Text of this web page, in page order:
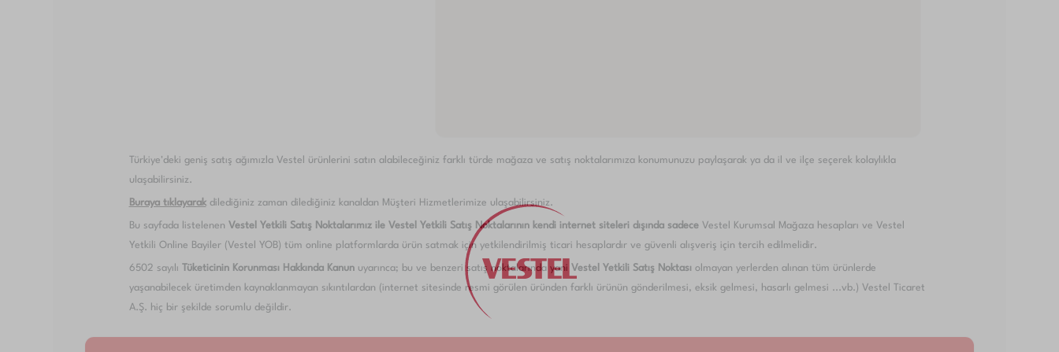
Türkiye'deki geniş satış ağımızla Vestel ürünlerini satın alabileceğiniz farklı türde mağaza ve satış noktalarımıza konumunuzu paylaşarak ya da il ve ilçe seçerek kolaylıkla
ulaşabilirsiniz.
Buraya tıklayarakdilediğiniz zaman dilediğiniz kanaldan Müşteri Hizmetlerimize ulaşabilirsiniz.
Bu sayfada listelenen Vestel Yetkili Satış Noktalarımız ile Vestel Yetkili Satış Noktalarının kendi internet siteleri dışında sadece Vestel Kurumsal Mağaza hesapları ve Vestel
Yetkili Online Bayiler (Vestel YOB) tüm online platformlarda ürün satmak için yetkilendirilmiş ticari hesaplardır ve güvenli alışveriş için tercih edilmelidir.
6502 sayılı Tüketicinin Korunması Hakkında Kanunuyarınca; bu ve benzeri satış noktalarında yani Vestel Yetkili Satış Noktası olmayan yerlerden alınan tüm ürünlerde
yaşanabilecek üretimden kaynaklanmayan sıkıntılardan (internet sitesinde resmi görülen üründen farklı ürünün gönderilmesi, eksik gelmesi, hasarlı gelmesi ...vb.) Vestel Ticaret
A.Ş. hiç bir şekilde sorumlu değildir.